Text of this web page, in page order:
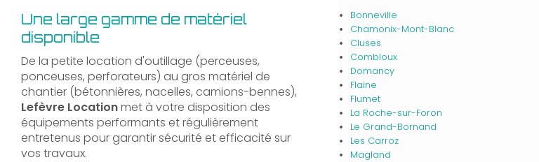
Une large gamme de matériel
disponible
De la petite location d'outillage (perceuses,
ponceuses, perforateurs) au gros matériel de
chantier (bétonnières, nacelles, camions-bennes),
Lefèvre Locationmet à votre disposition des
équipements performants et régulièrement
entretenus pour garantir sécurité et efficacité sur
vos travaux.
Bonneville
Chamonix-Mont-Blanc
Cluses
Combloux
Domancy
Flaine
Flumet
La Roche-sur-Foron
Le Grand-Bornand
Les Carroz
Magland